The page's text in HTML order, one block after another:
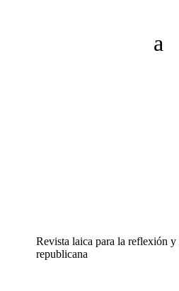
Revista laica para la reflexión
republicana